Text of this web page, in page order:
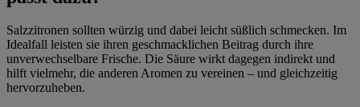
Salzzitronen sollten würzig und dabei leicht süßlich schmecken. Im
Idealfall leisten sie ihren geschmacklichen Beitrag durch ihre
unverwechselbare Frische. Die Säure wirkt dagegen indirekt und
hilft vielmehr, die anderen Aromen zu vereinen – und gleichzeitig
hervorzuheben.